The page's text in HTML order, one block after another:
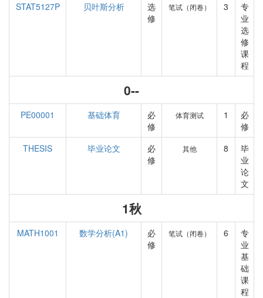
STAT5127P
贝叶斯分析
选
修
笔试（闭卷） 3
专
业
选
修
课
程
0--
PE00001 基础体育
必
修
体育测试 1
必
修
THESIS
毕业论文
必
修
其他 8
毕
业
论
文
1秋
MATH1001 数学分析(A1)
必
修
笔试（闭卷） 6
专
业
基
础
课
程